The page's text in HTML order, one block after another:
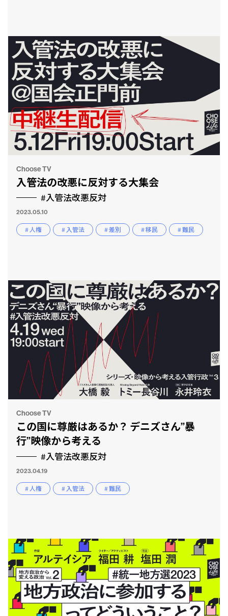
Choose TV
入管法の改悪に反対する大集会
#入管法改悪反対
2023.05.10
# 人権 # 入管法 # 差別 # 移民 # 難民
Choose TV
この国に尊厳はあるか？ デニズさん”暴
行”映像から考える
#入管法改悪反対
2023.04.19
# 人権 # 入管法 # 難民